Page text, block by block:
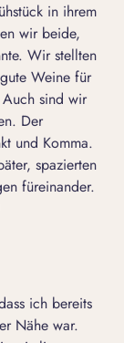
in ihrem
wir beide,
Wir stellten
Weine für
Auch sind wir
Der
und Komma.
spazierten
füreinander.
ich bereits
Nähe war.